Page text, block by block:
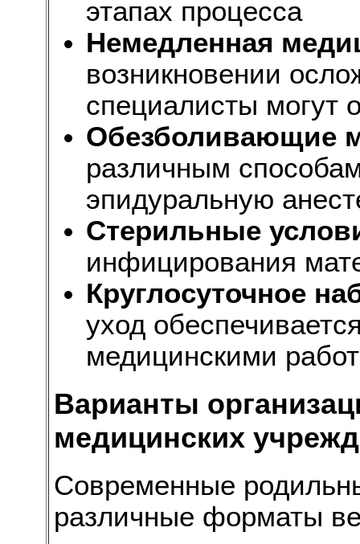
этапах процесса
Немедленная
возникновении
специалисты могут
Обезболивающие
различным
эпидуральную
Стерильные
инфицирования
Круглосуточное
уход
медицинскими
Варианты
медицинских
Современные
различные форматы